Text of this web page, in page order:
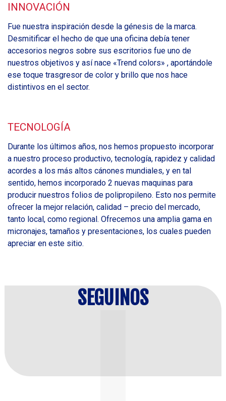
INNOVACIÓN
Fue nuestra inspiración desde la génesis de la marca.
Desmitificar el hecho de que una oficina debía tener
accesorios negros sobre sus escritorios fue uno de
nuestros objetivos y así nace «Trend colors» , aportándole
ese toque trasgresor de color y brillo que nos hace
distintivos en el sector.
TECNOLOGÍA
Durante los últimos años, nos hemos propuesto incorporar
a nuestro proceso productivo, tecnología, rapidez y calidad
acordes a los más altos cánones mundiales, y en tal
sentido, hemos incorporado 2 nuevas maquinas para
producir nuestros folios de polipropileno. Esto nos permite
ofrecer la mejor relación, calidad – precio del mercado,
tanto local, como regional. Ofrecemos una amplia gama en
micronajes, tamaños y presentaciones, los cuales pueden
apreciar en este sitio.
SEGUINOS